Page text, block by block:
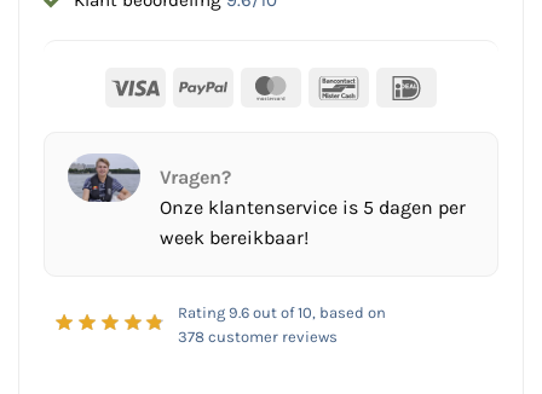
Visa PayPal MasterCardBancontact
Vragen?
Onze klantenservice is 5 dagen per
week bereikbaar!
Rating 9.6out of 10, based on
378customer reviews